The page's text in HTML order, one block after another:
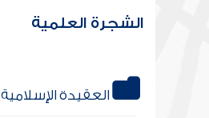
الشجرة العلمية
العقيدة الإسلامية